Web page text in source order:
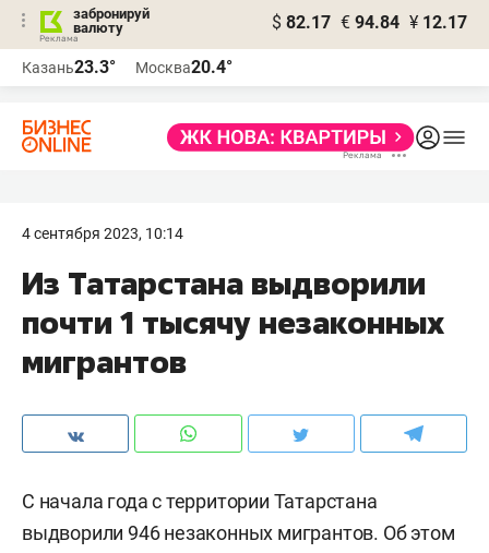
забронируй
валюту
$ 82.17 € 94.84 ¥ 12.17
Казань23.3° Москва20.4°
4 сентября 2023, 10:14
Из Татарстана выдворили
почти 1 тысячу незаконных
мигрантов
С начала года с территории Татарстана
выдворили 946 незаконных мигрантов. Об этом